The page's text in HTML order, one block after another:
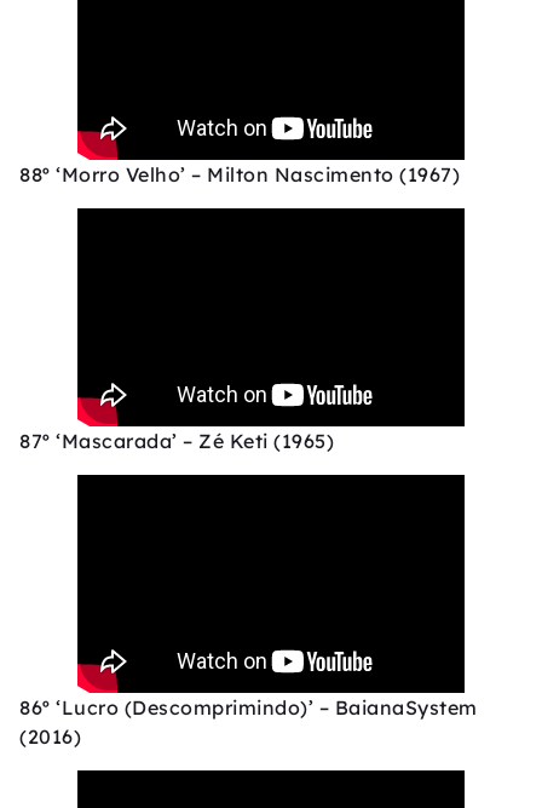
88º ‘Morro Velho’ – Milton Nascimento (1967)
87º ‘Mascarada’ – Zé Keti (1965)
86º ‘Lucro (Descomprimindo)’ – BaianaSystem
(2016)